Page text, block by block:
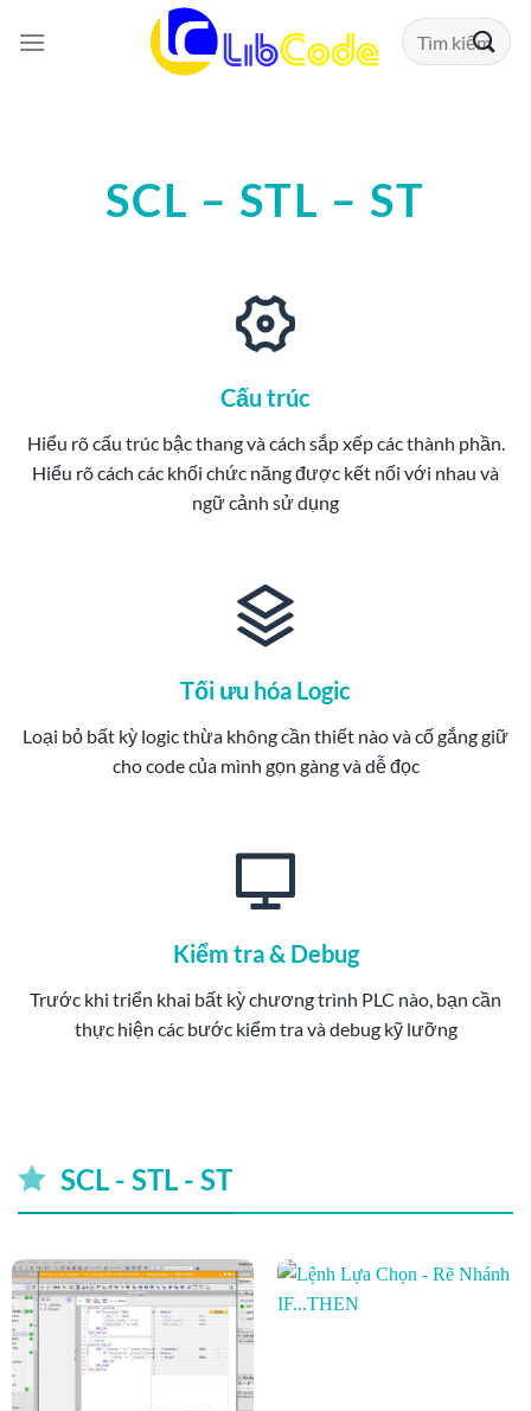
đến
Tìm
kiếm:
SCL – STL – ST
Cấu trúc
Hiểu rõ cấu trúc bậc thang và cách sắp xếp các thành phần.
Hiểu rõ cách các khối chức năng được kết nối với nhau và
ngữ cảnh sử dụng
Tối ưu hóa Logic
Loại bỏ bất kỳ logic thừa không cần thiết nào và cố gắng giữ
cho code của mình gọn gàng và dễ đọc
Kiểm tra & Debug
Trước khi triển khai bất kỳ chương trình PLC nào, bạn cần
thực hiện các bước kiểm tra và debug kỹ lưỡng
SCL - STL - ST